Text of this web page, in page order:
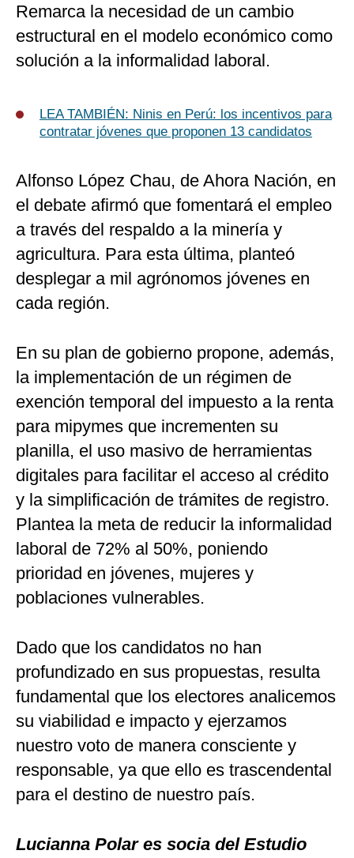
Remarca la necesidad de un cambio
estructural en el modelo económico como
solución a la informalidad laboral.
LEA TAMBIÉN: Ninis en Perú: los incentivos para
contratar jóvenes que proponen 13 candidatos
Alfonso López Chau, de Ahora Nación, en
el debate afirmó que fomentará el empleo
a través del respaldo a la minería y
agricultura. Para esta última, planteó
desplegar a mil agrónomos jóvenes en
cada región.
En su plan de gobierno propone, además,
la implementación de un régimen de
exención temporal del impuesto a la renta
para mipymes que incrementen su
planilla, el uso masivo de herramientas
digitales para facilitar el acceso al crédito
y la simplificación de trámites de registro.
Plantea la meta de reducir la informalidad
laboral de 72% al 50%, poniendo
prioridad en jóvenes, mujeres y
poblaciones vulnerables.
Dado que los candidatos no han
profundizado en sus propuestas, resulta
fundamental que los electores analicemos
su viabilidad e impacto y ejerzamos
nuestro voto de manera consciente y
responsable, ya que ello es trascendental
para el destino de nuestro país.
Lucianna Polar es socia del Estudio